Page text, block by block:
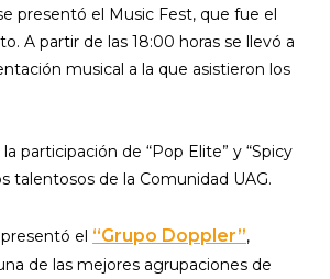
presentó el Music Fest, que fue el
A partir de las 18:00 horas se llevó a
musical a la que asistieron los
participación de “Pop Elite” y “Spicy
talentosos de la Comunidad UAG.
el “Grupo Doppler”,
de las mejores agrupaciones de